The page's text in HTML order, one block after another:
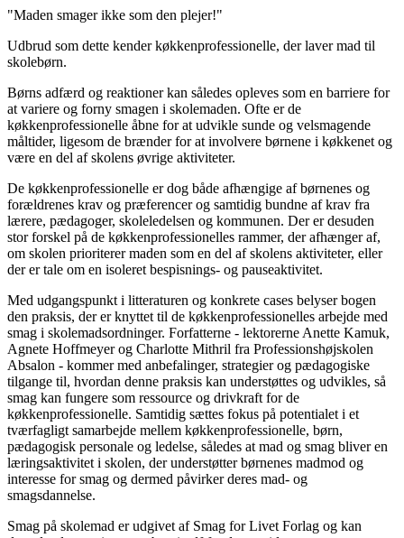
"Maden smager ikke som den plejer!"
Udbrud som dette kender køkkenprofessionelle, der laver mad til
skolebørn.
Børns adfærd og reaktioner kan således opleves som en barriere for
at variere og forny smagen i skolemaden. Ofte er de
køkkenprofessionelle åbne for at udvikle sunde og velsmagende
måltider, ligesom de brænder for at involvere børnene i køkkenet og
være en del af skolens øvrige aktiviteter.
De køkkenprofessionelle er dog både afhængige af børnenes og
forældrenes krav og præferencer og samtidig bundne af krav fra
lærere, pædagoger, skoleledelsen og kommunen. Der er desuden
stor forskel på de køkkenprofessionelles rammer, der afhænger af,
om skolen prioriterer maden som en del af skolens aktiviteter, eller
der er tale om en isoleret bespisnings- og pauseaktivitet.
Med udgangspunkt i litteraturen og konkrete cases belyser bogen
den praksis, der er knyttet til de køkkenprofessionelles arbejde med
smag i skolemadsordninger. Forfatterne - lektorerne Anette Kamuk,
Agnete Hoffmeyer og Charlotte Mithril fra Professionshøjskolen
Absalon - kommer med anbefalinger, strategier og pædagogiske
tilgange til, hvordan denne praksis kan understøttes og udvikles, så
smag kan fungere som ressource og drivkraft for de
køkkenprofessionelle. Samtidig sættes fokus på potentialet i et
tværfagligt samarbejde mellem køkkenprofessionelle, børn,
pædagogisk personale og ledelse, således at mad og smag bliver en
læringsaktivitet i skolen, der understøtter børnenes madmod og
interesse for smag og dermed påvirker deres mad- og
smagsdannelse.
Smag på skolemad er udgivet af Smag for Livet Forlag og kan